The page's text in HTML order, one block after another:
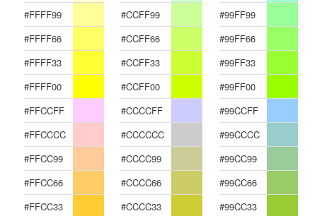
#FFFF99
#FFFF66
#FFFF33
#FFFF00
#FFCCFF
#FFCCCC
#FFCC99
#FFCC66
#FFCC33
#CCFF99
#CCFF66
#CCFF33
#CCFF00
#CCCCFF
#CCCCCC
#CCCC99
#CCCC66
#CCCC33
#99FF99
#99FF66
#99FF33
#99FF00
#99CCFF
#99CCCC
#99CC99
#99CC66
#99CC33